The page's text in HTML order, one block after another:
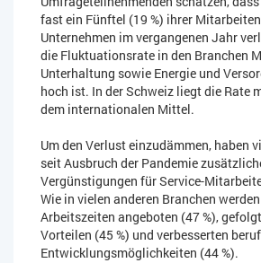
fast ein Fünftel (19 %) ihrer
Unternehmen im vergangenen Jahr
die Fluktuationsrate in den Branchen
Unterhaltung sowie Energie und
hoch ist. In der Schweiz liegt die Rate
dem internationalen Mittel.
Um den Verlust einzudämmen, haben
seit Ausbruch der Pandemie
Vergünstigungen für Service-
Wie in vielen anderen Branchen
Arbeitszeiten angeboten (47 %),
Vorteilen (45 %) und verbesserten
Entwicklungsmöglichkeiten (44 %).